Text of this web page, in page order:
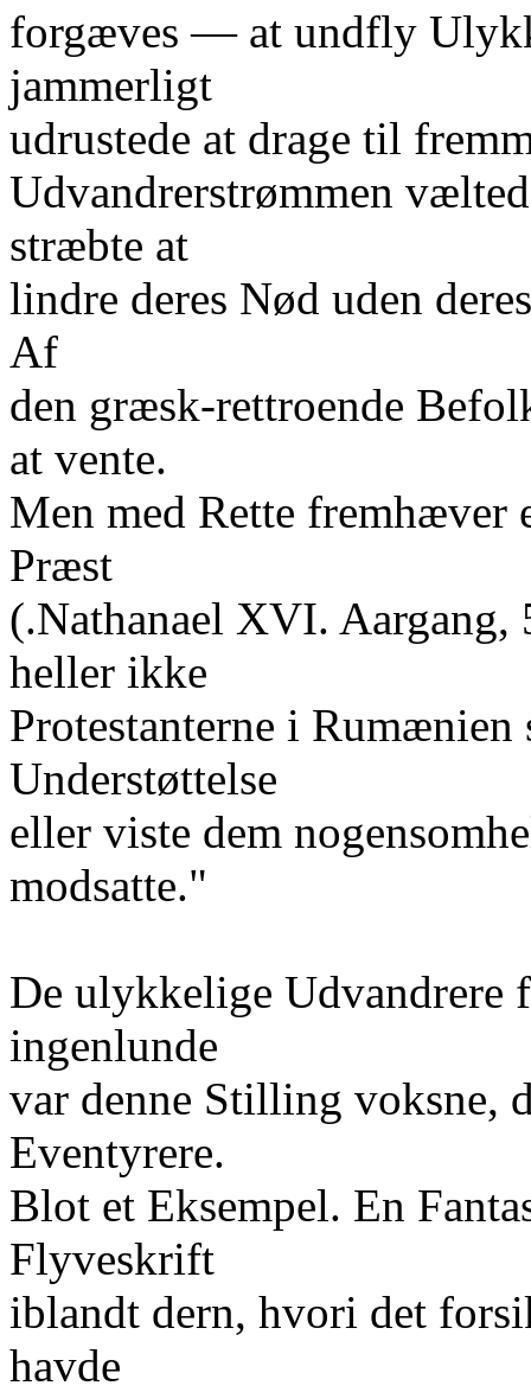
forgæves — at undfly
jammerligt
udrustede at drage til
Udvandrerstrømmen
stræbte at
lindre deres Nød uden
Af
den græsk-rettroende
at vente.
Men med Rette fremhæver
Præst
(.Nathanael XVI. Aargang,
heller ikke
Protestanterne i Rumænien
Understøttelse
eller viste dem
modsatte."
De ulykkelige Udvandrere
ingenlunde
var denne Stilling voksne,
Eventyrere.
Blot et Eksempel. En
Flyveskrift
iblandt dern, hvori det
havde